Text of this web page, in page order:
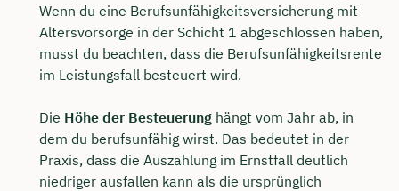
Wenn du eine Berufsunfähigkeitsversicherung mit
Altersvorsorge in der Schicht 1 abgeschlossen haben,
musst du beachten, dass die Berufsunfähigkeitsrente
im Leistungsfall besteuert wird.
Die Höhe der Besteuerung hängt vom Jahr ab, in
dem du berufsunfähig wirst. Das bedeutet in der
Praxis, dass die Auszahlung im Ernstfall deutlich
niedriger ausfallen kann als die ursprünglich